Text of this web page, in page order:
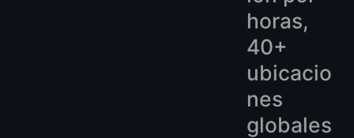
horas,
40+
ubicacio
nes
globales